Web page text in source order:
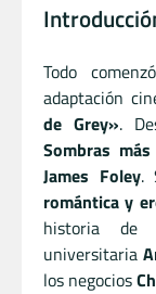
Todo
adaptación
de Grey».
Sombras
James Foley.
romántica y
historia de
universitaria
los negocios